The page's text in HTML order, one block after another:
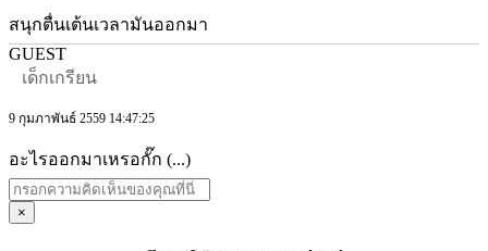
สนุกตื่นเต้นเวลามันออกมา
GUEST
เด็กเกรียน
9 กุมภาพันธ์ 2559 14:47:25
อะไรออกมาเหรอกั๊ก (...)
×